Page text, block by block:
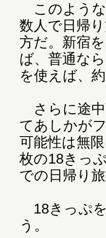
このような
数人で日帰
方だ。新宿
ば、普通な
を使えば、
さらに途中
てあしかが
可能性は無
枚の18きっ
での日帰り
18きっぷ
う。